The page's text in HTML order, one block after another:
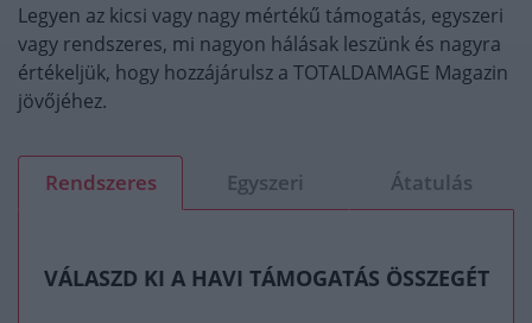
Legyen az kicsi vagy nagy mértékű támogatás, egyszeri
vagy rendszeres, mi nagyon hálásak leszünk és nagyra
értékeljük, hogy hozzájárulsz a TOTALDAMAGE Magazin
jövőjéhez.
Rendszeres Egyszeri Átatulás
VÁLASZD KI A HAVI TÁMOGATÁS ÖSSZEGÉT